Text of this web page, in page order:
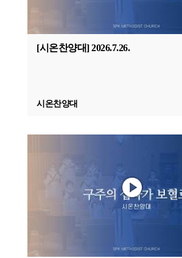
[시온찬양대] 2026.7.26.
시온찬양대